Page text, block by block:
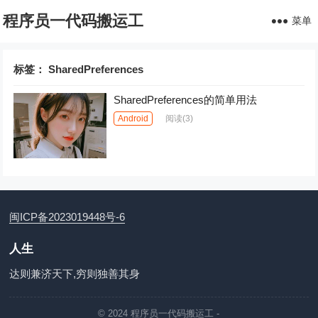
程序员一代码搬运工 菜单
标签：SharedPreferences
SharedPreferences的简单用法
Android 阅读(3)
闽ICP备2023019448号-6
人生
达则兼济天下,穷则独善其身
© 2024程序员一代码搬运工 -